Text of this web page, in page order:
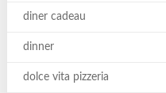
diner cadeau
dinner
dolce vita pizzeria